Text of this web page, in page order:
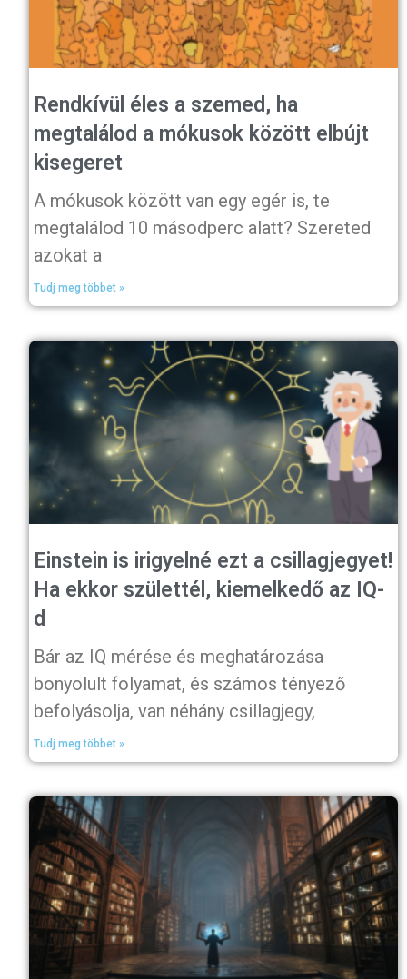
Rendkívül éles a szemed, ha
megtalálod a mókusok között elbújt
kisegeret
A mókusok között van egy egér is, te
megtalálod 10 másodperc alatt? Szereted
azokat a
Tudj meg többet »
Einstein is irigyelné ezt a csillagjegyet!
Ha ekkor születtél, kiemelkedő az IQ-
d
Bár az IQ mérése és meghatározása
bonyolult folyamat, és számos tényező
befolyásolja, van néhány csillagjegy,
Tudj meg többet »